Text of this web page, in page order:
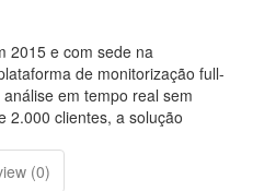
2015 e com sede na
de monitorização full-
em tempo real sem
2.000 clientes, a solução
(0)